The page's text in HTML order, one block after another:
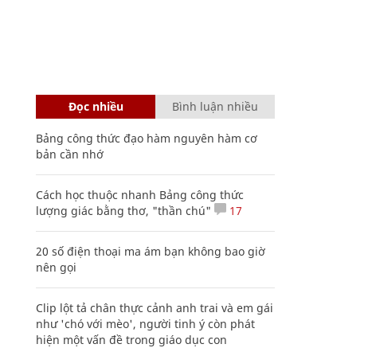
Đọc nhiều Bình luận nhiều
Bảng công thức đạo hàm nguyên hàm cơ
bản cần nhớ
Cách học thuộc nhanh Bảng công thức
lượng giác bằng thơ, "thần chú"
17
20 số điện thoại ma ám bạn không bao giờ
nên gọi
Clip lột tả chân thực cảnh anh trai và em gái
như 'chó với mèo', người tinh ý còn phát
hiện một vấn đề trong giáo dục con